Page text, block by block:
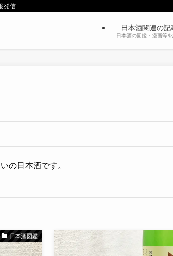
発信
日本酒関連の記
日本酒の図鑑・漫画等
の日本酒です。
日本酒図鑑